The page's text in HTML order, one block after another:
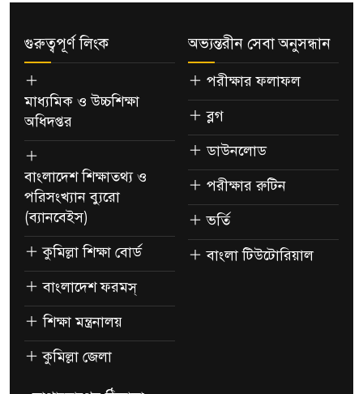
গুরুত্বপূর্ণ লিংক
মাধ্যমিক ও উচ্চশিক্ষা
অধিদপ্তর
বাংলাদেশ শিক্ষাতথ্য ও
পরিসংখ্যান ব্যুরো
(ব্যানবেইস)
কুমিল্লা শিক্ষা বোর্ড
বাংলাদেশ ফরমস্
শিক্ষা মন্ত্রনালয়
কুমিল্লা জেলা
অভ্যন্তরীন সেবা অনুসন্ধান
পরীক্ষার ফলাফল
ব্লগ
ডাউনলোড
পরীক্ষার রুটিন
ভর্তি
বাংলা টিউটোরিয়াল